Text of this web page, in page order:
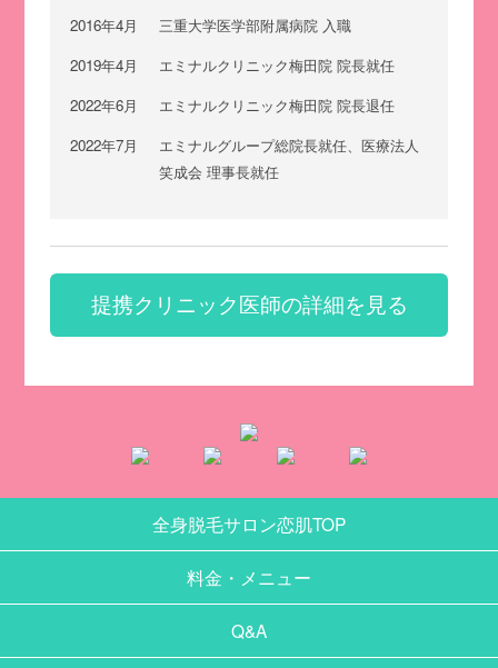
2016年4月
三重大学医学部附属病院 入職
2019年4月
エミナルクリニック梅田院 院長就任
2022年6月
エミナルクリニック梅田院 院長退任
2022年7月
エミナルグループ総院長就任、医療法人
笑成会 理事長就任
提携クリニック医師の詳細を見る
全身脱毛サロン恋肌TOP
料金・メニュー
Q&A